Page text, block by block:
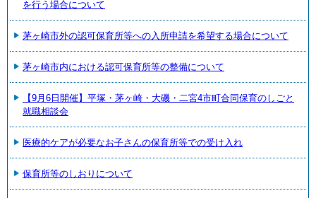
を行う場合について
茅ヶ崎市外の認可保育所等への入所申請を希望する場合について
茅ヶ崎市内における認可保育所等の整備について
【9月6日開催】平塚・茅ヶ崎・大磯・二宮4市町合同保育のしごと
就職相談会
医療的ケアが必要なお子さんの保育所等での受け入れ
保育所等のしおりについて